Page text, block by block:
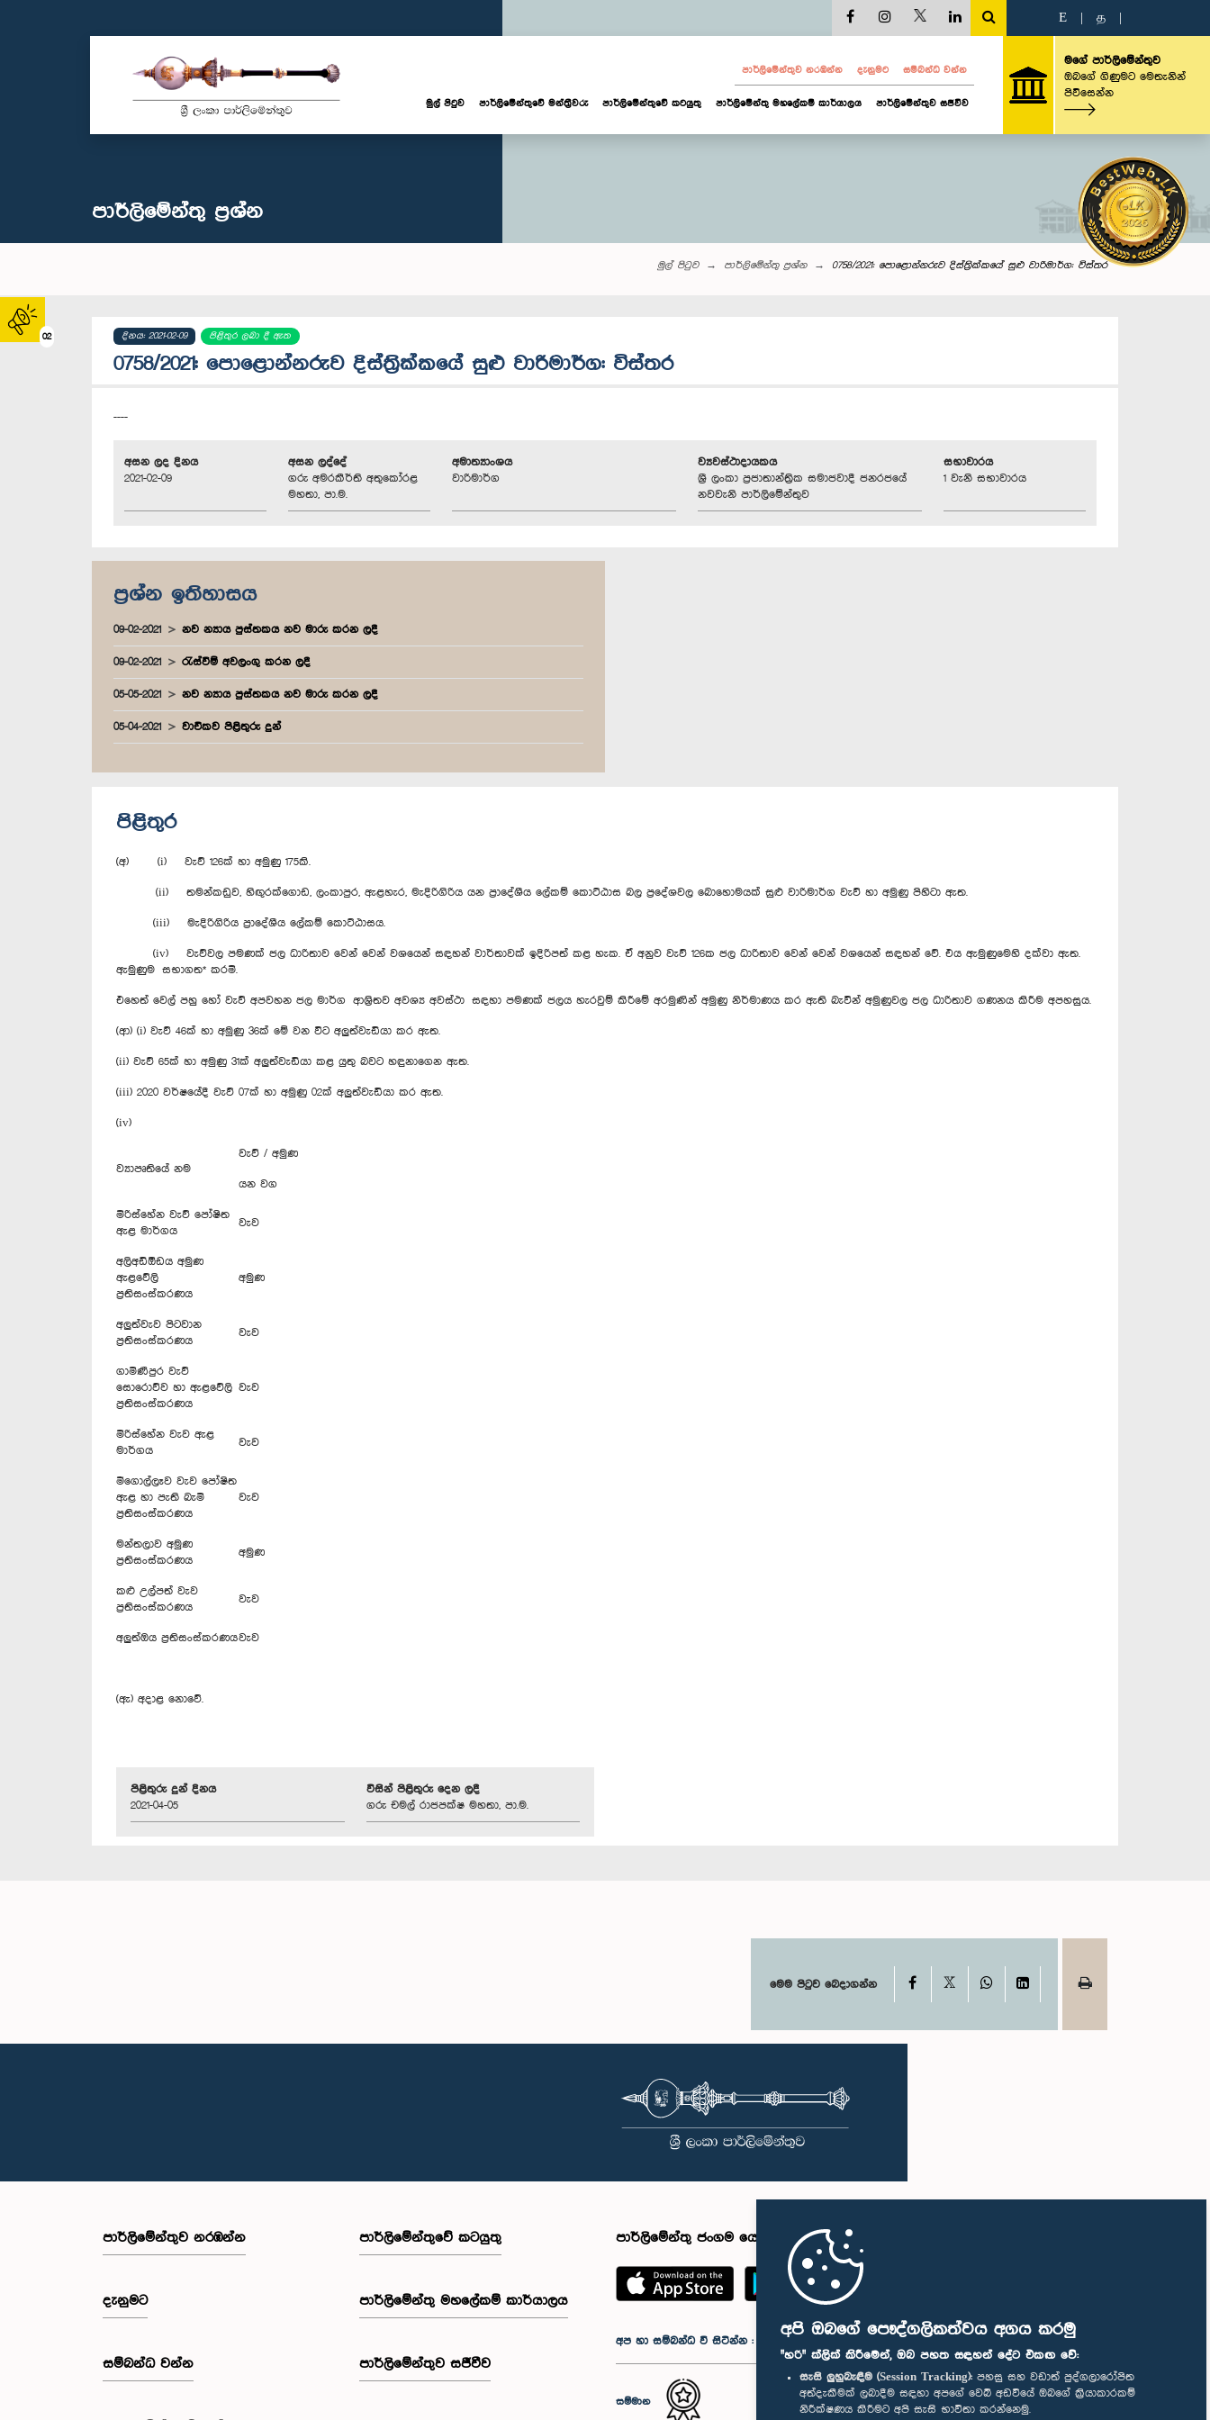
අපි ඔබගේ පෞද්ගලිකත්වය අගය කරමු
"හරි" ක්ලික් කිරීමෙන්, ඔබ පහත සඳහන් දේට එකඟ වේ:
සැසි ලුහුබැඳීම (Session Tracking): පහසු සහ වඩාත් පුද්ගලාරෝපිත
අත්දැකීමක් ලබාදීම සඳහා අපගේ වෙබ් අඩවියේ ඔබගේ ක්‍රියාකාරකම්
නිරීක්ෂණය කිරීමට අපි සැසි භාවිතා කරන්නෙමු.
02
E த
පාර්ලි‌මේන්තුව නරඹන්න දැනුමට සම්බන්ධ වන්න
මුල් පිටුව පාර්ලි‌මේන්තුවේ මන්ත්‍රීවරු පාර්ලිමේන්තුවේ කටයුතු පාර්ලිමේන්තු මහලේකම් කාර්යාලය පාර්ලිමේන්තුව සජීවීව
මගේ පාර්ලිමේන්තුව
ඔබගේ ගිණුමට මෙතැනින්
පිවිසෙන්න
පාර්ලි‌මේන්තු‌ ප්‍රශ්න
මුල් පිටුව පාර්ලි‌මේන්තු‌ ප්‍රශ්න 0758/2021: පොළොන්නරුව දිස්ත්‍රික්කයේ සුළු වාරිමාර්ග: විස්තර
දිනය: 2021-02-09 පිළිතුර ලබා දී ඇත
0758/2021: පොළොන්නරුව දිස්ත්‍රික්කයේ සුළු වාරිමාර්ග: විස්තර
----
අසන ලද දිනය
2021-02-09
අසන ලද්දේ
ගරු අමරකීර්ති අතුකෝරළ
මහතා, පා.ම.
අමාත්‍යාංශය
වාරිමාර්ග
ව්‍යවස්ථාදායකය
ශ්‍රී ලංකා ප්‍රජාතාන්ත්‍රික සමාජවාදී ජනරජයේ
නවවැනි පාර්ලිමේන්තුව
සභාවාරය
1 වැනි සභාවාරය
ප්‍රශ්න ඉතිහාසය
09-02-2021 නව න්‍යාය පුස්තකය නව මාරු කරන ලදී
09-02-2021 රැස්වීම් අවලංගු කරන ලදී
05-05-2021 නව න්‍යාය පුස්තකය නව මාරු කරන ලදී
05-04-2021 වාචිකව පිළිතුරු දුන්
පිළිතුර
(අ) (i) වැව් 126ක් හා අමුණු 175කි.
(ii) තමන්කඩුව, හිඟුරක්ගොඩ, ලංකාපුර, ඇළහැර, මැදිරිගිරිය යන ප්‍රාදේශීය ලේකම් කොට්ඨාස බල ප්‍රදේශවල බොහොමයක් සුළු වාරිමාර්ග වැව් හා අමුණු පිහිටා ඇත.
(iii) මැදිරිගිරිය ප්‍රාදේශීය ලේකම් කොට්ඨාසය.
(iv) වැව්වල පමණක් ජල ධාරිතාව වෙන් වෙන් වශයෙන් සඳහන් වාර්තාවක් ඉදිරිපත් කළ හැක. ඒ අනුව වැව් 126ක ජල ධාරිතාව වෙන් වෙන් වශයෙන් සඳහන් වේ. එය ඇමුණුමෙහි දක්වා ඇත.
ඇමුණුම සභාගත* කරමි.
එහෙත් වෙල් පහු හෝ වැව් අපවහන ජල මාර්ග ආශ්‍රිතව අවශ්‍ය අවස්ථා සඳහා පමණක් ජලය හැරවුම් කිරීමේ අරමුණින් අමුණු නිර්මාණය කර ඇති බැවින් අමුණුවල ජල ධාරිතාව ගණනය කිරීම අපහසුය.
(ආ) (i) වැව් 46ක් හා අමුණු 36ක් මේ වන විට අලුත්වැඩියා කර ඇත.
(ii) වැව් 65ක් හා අමුණු 31ක් අලුත්වැඩියා කළ යුතු බවට හඳුනාගෙන ඇත.
(iii) 2020 වර්ෂයේදී වැව් 07ක් හා අමුණු 02ක් අලුත්වැඩියා කර ඇත.
(iv)
ව්‍යාපෘතියේ නම
වැව් / අමුණ
යන වග
මිරිස්හේන වැව් පෝෂිත
ඇළ මාර්ගය
වැව
අලිඅඩිඕඩය අමුණ
ඇළවේලි
ප්‍රතිසංස්කරණය
අමුණ
අලුත්වැව පිටවාන
ප්‍රතිසංස්කරණය
වැව
ගාමිණීපුර වැව්
සොරොව්ව හා ඇළවේලි
ප්‍රතිසංස්කරණය
වැව
මිරිස්හේන වැව ඇළ
මාර්ගය
වැව
මීගොල්ලෑව වැව පෝෂිත
ඇළ හා පැති බැමි
ප්‍රතිසංස්කරණය
වැව
මන්තලාව අමුණ
ප්‍රතිසංස්කරණය
අමුණ
කළු උල්පත් වැව
ප්‍රතිසංස්කරණය
වැව
අලුත්ඔය ප්‍රතිසංස්කරණයවැව
(ඇ) අදාළ නොවේ.
පිළිතුරු දුන් දිනය
2021-04-05
විසින් පිළිතුරු දෙන ලදී
ගරු චමල් රාජපක්ෂ මහතා, පා.ම.
මෙම පිටුව බෙදාගන්න Facebook WhatsAppLinkedIn
පාර්ලි‌මේන්තුව නරඹන්න
දැනුමට
සම්බන්ධ වන්න
පාර්ලිමේන්තුවේ කටයුතු
පාර්ලිමේන්තු මහලේකම් කාර්යාලය
පාර්ලිමේන්තුව සජීවීව
පාර්ලිමේන්තු ජංගම යෙදුම
අප හා සම්බන්ධ වී සිටින්න :
සම්මාන